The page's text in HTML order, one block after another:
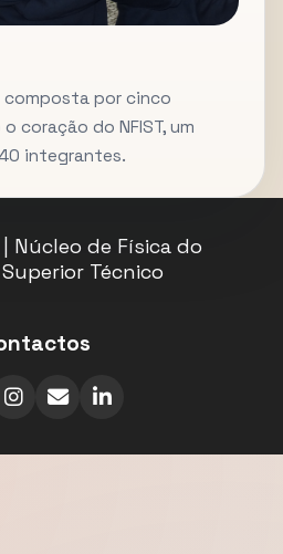
composta por cinco
coração do NFIST, um
integrantes.
Núcleo de Física do
Técnico